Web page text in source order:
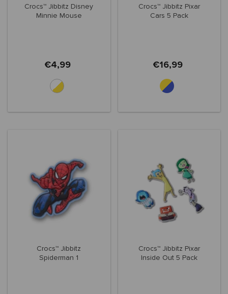
Crocs™ Jibbitz Disney
Minnie Mouse
€4,99
Crocs™ Jibbitz Pixar
Cars 5 Pack
€16,99
Crocs™ Jibbitz
Spiderman 1
Crocs™ Jibbitz Pixar
Inside Out 5 Pack